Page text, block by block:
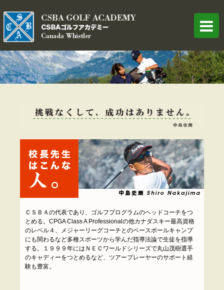
ＣＳＢＡの代表であり、ゴルフプログラムのヘッドコーチをつ
とめる。CPGA Class A Professionalの他カナダスキー最高資格
のレベル４、メジャーリーグコーチとのベースボールキャンプ
にも関わるなど多種スポーツから学んだ指導法論で生徒を指導
する。１９９９年にはＮＥＣワールドシリーズで丸山茂樹選手
のキャディーをつとめるなど、ツアープレーヤーのサポート経
験も豊富。